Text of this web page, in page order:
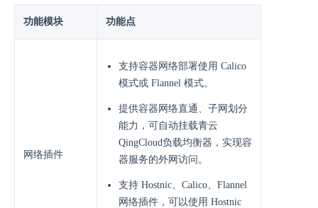
功能模块 功能点
网络插件
⽀持容器网络部署使⽤ Calico
模式或 Flannel 模式。
提供容器⽹络直通、⼦⽹划分
能⼒，可⾃动挂载青云
QingCloud负载均衡器，实现容
器服务的外网访问。
⽀持 Hostnic、Calico、Flannel
⽹络插件，可以使⽤ Hostnic